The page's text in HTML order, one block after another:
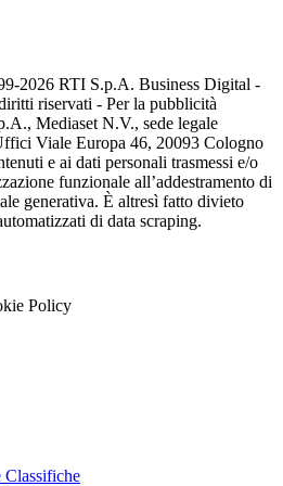
2026 RTI S.p.A. Business Digital -
riservati - Per la pubblicità
Mediaset N.V., sede legale
Viale Europa 46, 20093 Cologno
e ai dati personali trasmessi e/o
funzionale all’addestramento di
generativa. È altresì fatto divieto
di data scraping.
Policy
Classifiche